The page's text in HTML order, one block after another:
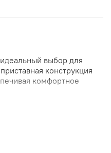
выбор для
конструкция
комфортное
а надежное